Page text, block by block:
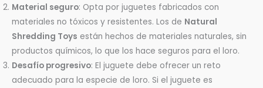
Material seguro: Opta por juguetes fabricados con
materiales no tóxicos y resistentes. Los de Natural
Shredding Toys están hechos de materiales naturales, sin
productos químicos, lo que los hace seguros para el loro.
Desafío progresivo: El juguete debe ofrecer un reto
adecuado para la especie de loro. Si el juguete es